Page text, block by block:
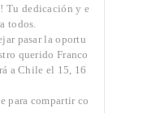
Tu dedicación y e
todos.
pasar la oportu
querido Franco
a Chile el 15, 16
para compartir co